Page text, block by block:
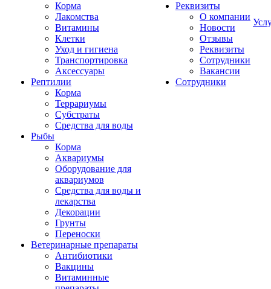
Корма
Лакомства
Витамины
Клетки
Уход и гигиена
Транспортировка
Аксессуары
Рептилии
Корма
Террариумы
Субстраты
Средства для воды
Рыбы
Корма
Аквариумы
Оборудование для
аквариумов
Средства для воды и
лекарства
Декорации
Грунты
Переноски
Ветеринарные препараты
Антибиотики
Вакцины
Витаминные
Реквизиты
О компании
Новости
Отзывы
Реквизиты
Сотрудники
Вакансии
Сотрудники